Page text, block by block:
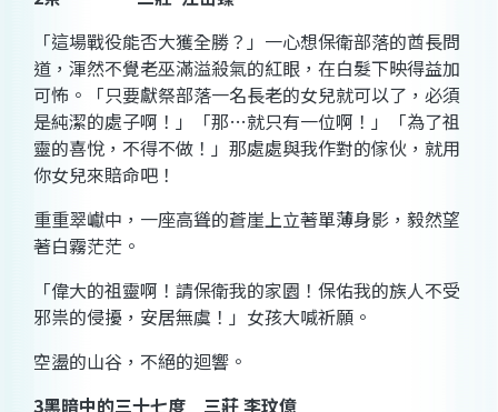
「這場戰役能否大獲全勝？」一心想保衛部落的酋長問
道， 渾然不覺老巫滿溢殺氣的紅眼，在白髮下映得益加
可怖。「只要獻祭部落一名長老的女兒就可以了，必須
是純潔的處子啊！」「那…就只有一位啊！」「為了祖
靈的喜悅，不得不做！」那處處與我作對的傢伙，就用
你女兒來賠命吧！
重重翠巘中，一座高聳的蒼崖上立著單薄身影，毅然望
著白霧茫茫。
「偉大的祖靈啊！請保衛我的家園！保佑我的族人不受
邪祟的侵擾，安居無虞！」女孩大喊祈願。
空盪的山谷，不絕的迴響。
3黑暗中的三十七度
三莊 李玟億